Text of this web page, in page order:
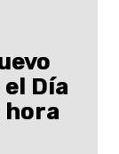
Día
hora